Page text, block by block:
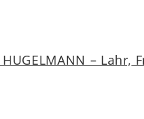
HUGELMANN –